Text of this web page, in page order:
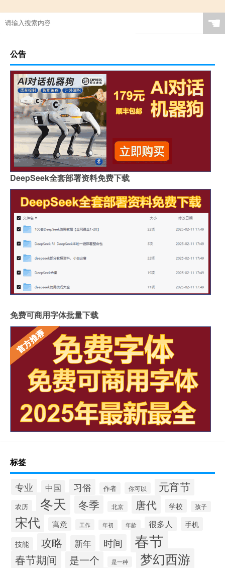
☚
公告
DeepSeek全套部署资料免费下载
免费可商用字体批量下载
标签
专业 中国 习俗 作者 你可以 元宵节
农历 冬天 冬季 北京 唐代 学校 孩子
宋代 寓意 工作 年初 年龄 很多人 手机
技能 攻略 新年 时间 春节
春节期间 是一个 是一种 梦幻西游